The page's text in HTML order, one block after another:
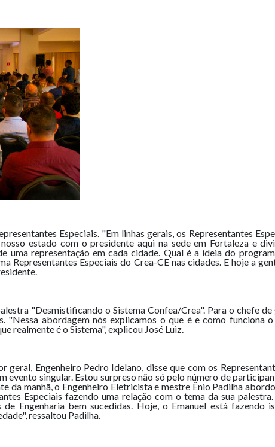
Especiais. "Em linhas gerais, os Representantes
estado com o presidente aqui na sede em Fortaleza e
uma representação em cada cidade. Qual é a ideia do
Representantes Especiais do Crea-CE nas cidades. E hoje a
"Desmistificando o Sistema Confea/Crea". Para o chefe
"Nessa abordagem nós explicamos o que é e como funciona
realmente é o Sistema", explicou José Luiz.
Engenheiro Pedro Idelano, disse que com os
evento singular. Estou surpreso não só pelo número de
da manhã, o Engenheiro Eletricista e mestre Ênio Padilha
Especiais fazendo uma relação com o tema da sua
Engenharia bem sucedidas. Hoje, o Emanuel está fazendo
ressaltou Padilha.